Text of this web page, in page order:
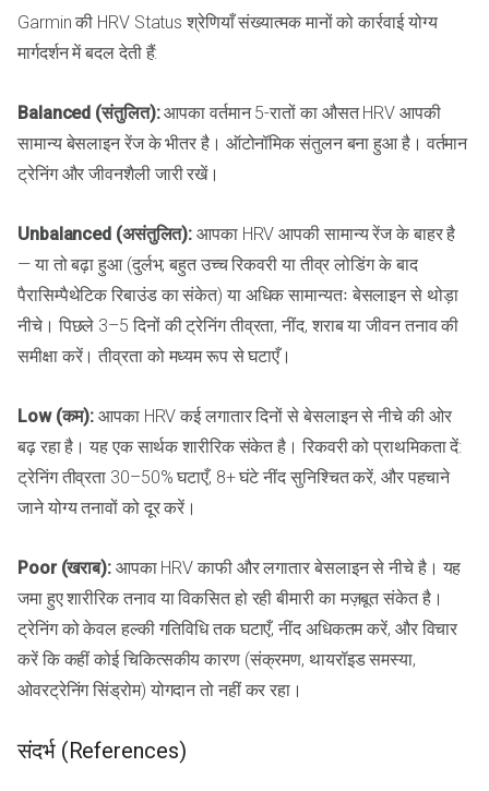
Garmin की HRV Status श्रेणियाँ संख्यात्मक मानों को कार्रवाई योग्य
मार्गदर्शन में बदल देती हैं:
Balanced (संतुलित):आपका वर्तमान 5-रातों का औसत HRV आपकी
सामान्य बेसलाइन रेंज के भीतर है। ऑटोनॉमिक संतुलन बना हुआ है। वर्तमान
ट्रेनिंग और जीवनशैली जारी रखें।
Unbalanced (असंतुलित): आपका HRV आपकी सामान्य रेंज के बाहर है
— या तो बढ़ा हुआ (दुर्लभ; बहुत उच्च रिकवरी या तीव्र लोडिंग के बाद
पैरासिम्पैथेटिक रिबाउंड का संकेत) या अधिक सामान्यतः बेसलाइन से थोड़ा
नीचे। पिछले 3–5 दिनों की ट्रेनिंग तीव्रता, नींद, शराब या जीवन तनाव की
समीक्षा करें। तीव्रता को मध्यम रूप से घटाएँ।
Low (कम): आपका HRV कई लगातार दिनों से बेसलाइन से नीचे की ओर
बढ़ रहा है। यह एक सार्थक शारीरिक संकेत है। रिकवरी को प्राथमिकता दें:
ट्रेनिंग तीव्रता 30–50% घटाएँ, 8+ घंटे नींद सुनिश्चित करें, और पहचाने
जाने योग्य तनावों को दूर करें।
Poor (खराब):आपका HRV काफी और लगातार बेसलाइन से नीचे है। यह
जमा हुए शारीरिक तनाव या विकसित हो रही बीमारी का मज़बूत संकेत है।
ट्रेनिंग को केवल हल्की गतिविधि तक घटाएँ, नींद अधिकतम करें, और विचार
करें कि कहीं कोई चिकित्सकीय कारण (संक्रमण, थायरॉइड समस्या,
ओवरट्रेनिंग सिंड्रोम) योगदान तो नहीं कर रहा।
संदर्भ (References)